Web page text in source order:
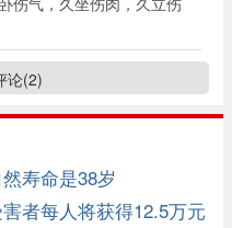
论(2)
寿命是38岁
者每人将获得12.5万元